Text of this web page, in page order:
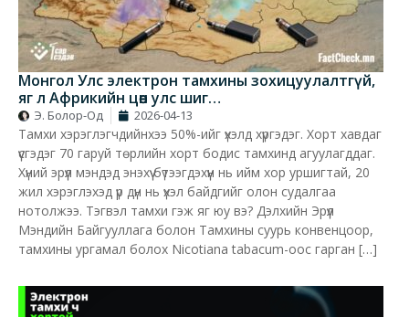
Монгол Улс электрон тамхины зохицуулалтгүй,
яг л Африкийн цөөн улс шиг…
Э. Болор-Од 2026-04-13
Тамхи хэрэглэгчдийнхээ 50%-ийг үхэлд хүргэдэг. Хорт хавдаг
үүсгэдэг 70 гаруй төрлийн хорт бодис тамхинд агуулагддаг.
Хүний эрүүл мэндэд энэхүү бүтээгдэхүүн нь ийм хор уршигтай, 20
жил хэрэглэхэд үр дүн нь үхэл байдгийг олон судалгаа
нотолжээ. Тэгвэл тамхи гэж яг юу вэ? Дэлхийн Эрүүл
Мэндийн Байгууллага болон Тамхины суурь конвенцоор,
тамхины ургамал болох Nicotiana tabacum-оос гарган […]